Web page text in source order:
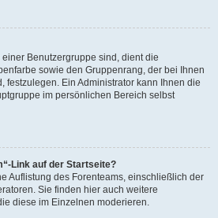
Benutzergruppe sind, dient die
sowie den Gruppenrang, der bei Ihnen
festzulegen. Ein Administrator kann Ihnen die
im persönlichen Bereich selbst
Link auf der Startseite?
Auflistung des Forenteams, einschließlich der
Sie finden hier auch weitere
diese im Einzelnen moderieren.